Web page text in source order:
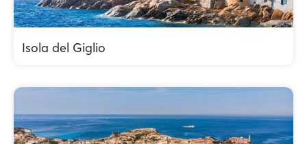
Isola del Giglio